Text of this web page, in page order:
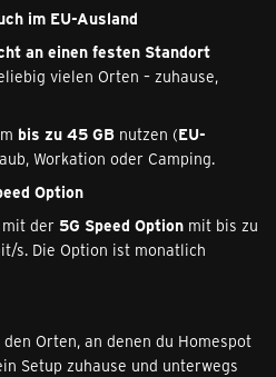
im EU-Ausland
an einen festen Standort
vielen Orten – zuhause,
bis zu 45 GB nutzen (EU-
Workation oder Camping.
Option
der 5G Speed Option mit bis zu
s. Die Option ist monatlich
den Orten, an denen du Homespot
Setup zuhause und unterwegs